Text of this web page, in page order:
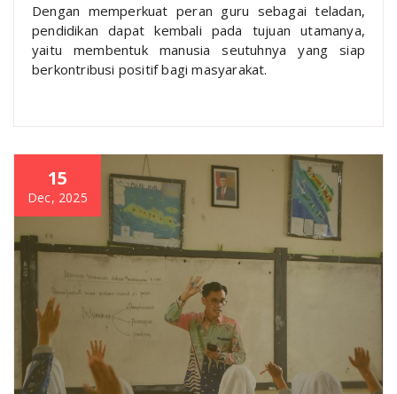
Dengan memperkuat peran guru sebagai teladan,
pendidikan dapat kembali pada tujuan utamanya,
yaitu membentuk manusia seutuhnya yang siap
berkontribusi positif bagi masyarakat.
15
Dec, 2025